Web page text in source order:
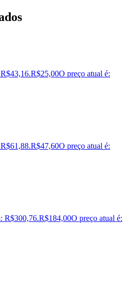
R$25,00O preço atual é:
R$47,60O preço atual é:
R$300,76.R$184,00O preço atual é: